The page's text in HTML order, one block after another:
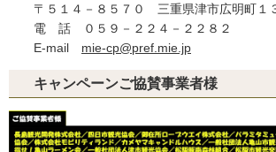
〒５１４－８５７０ 三重県津市広明町１
電 話 ０５９－２２４－２２８２
E-mail mie-cp@pref.mie.jp
キャンペーンご協賛事業者様